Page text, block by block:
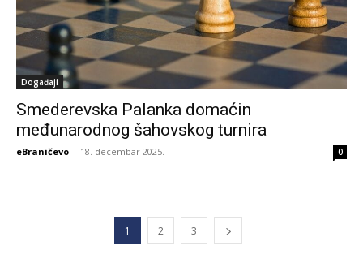
Događaji
Smederevska Palanka domaćin
međunarodnog šahovskog turnira
eBraničevo - 18. decembar 2025. 0
1 2 3